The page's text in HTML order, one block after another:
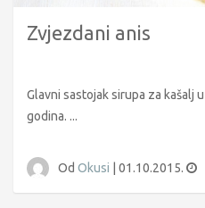
Zvjezdani anis
Glavni sastojak sirupa za kašalj
godina. ...
Od Okusi | 01.10.2015.